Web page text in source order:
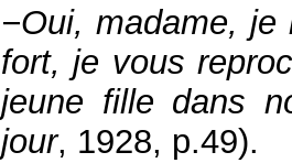
−Oui, madame,
fort, je vous
jeune fille dans
jour, 1928, p.49).